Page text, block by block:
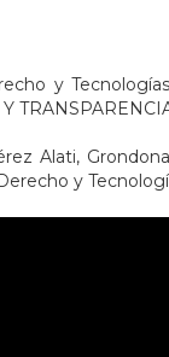
y
Alati,
y